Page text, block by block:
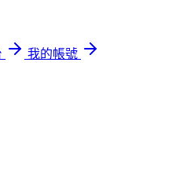
我的帳號